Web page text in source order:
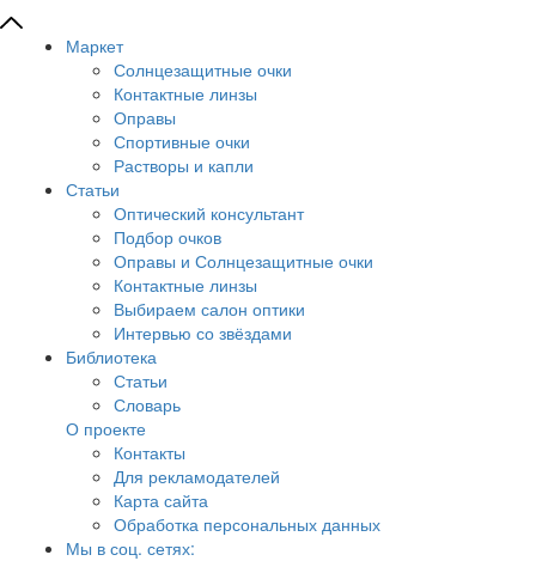
Маркет
Солнцезащитные очки
Контактные линзы
Оправы
Спортивные очки
Растворы и капли
Статьи
Оптический консультант
Подбор очков
Оправы и Солнцезащитные очки
Контактные линзы
Выбираем салон оптики
Интервью со звёздами
Библиотека
Статьи
Словарь
О проекте
Контакты
Для рекламодателей
Карта сайта
Обработка персональных данных
Мы в соц. сетях: